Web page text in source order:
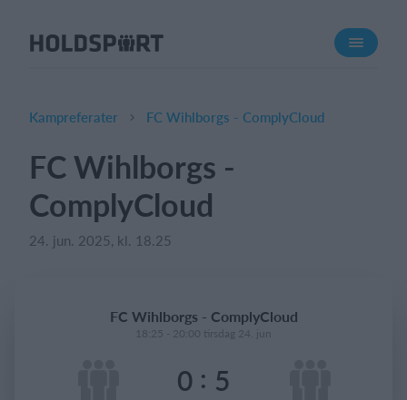
Om Holdsport
Presseomtale
Funktioner
Kalender
Webshop
Kampreferater FC Wihlborgs - ComplyCloud
FC Wihlborgs -
ComplyCloud
24. jun. 2025, kl. 18.25
FC Wihlborgs - ComplyCloud
18:25 - 20:00 tirsdag 24. jun
0 : 5